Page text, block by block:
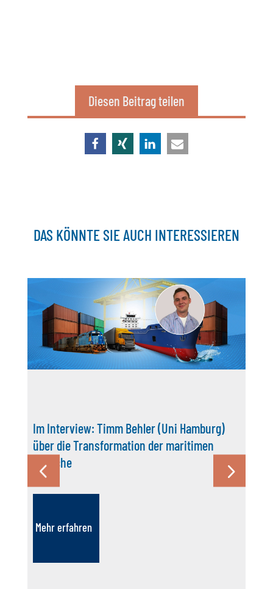
Diesen Beitrag teilen
DAS KÖNNTE SIE AUCH INTERESSIEREN
Im Interview: Timm Behler (Uni Hamburg)
über die Transformation der maritimen
Branche
Mehr erfahren